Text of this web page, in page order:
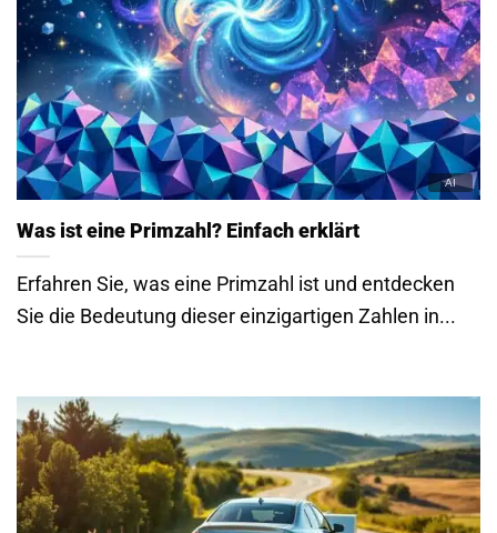
Was ist eine Primzahl? Einfach erklärt
Erfahren Sie, was eine Primzahl ist und entdecken
Sie die Bedeutung dieser einzigartigen Zahlen in...